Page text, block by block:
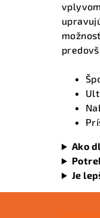
Ako
Je